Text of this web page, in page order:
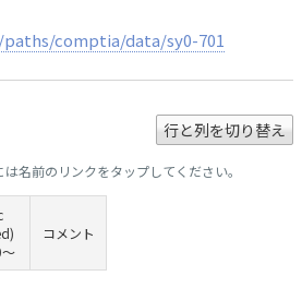
comptia/data/sy0-701
行と列を切り替え
名前のリンクをタップしてください。
コメント